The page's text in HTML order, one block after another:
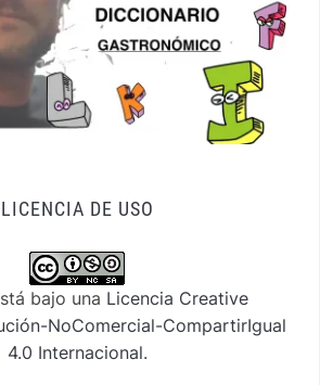
LICENCIA DE USO
bajo una Licencia Creative
NoComercial-CompartirIgual
4.0 Internacional.